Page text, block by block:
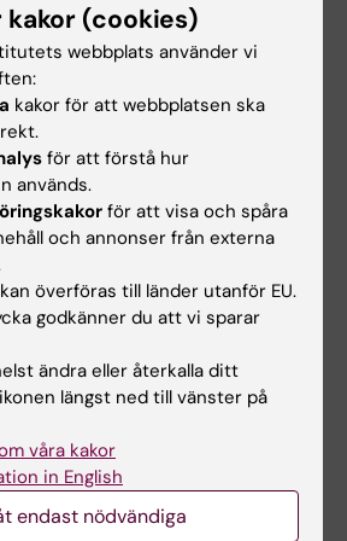
Kronvall E; Ronne-Engstrom
P; Aineskog H; Fridriksson
M; Alpkvist P; Hillman J;
OG
Alla författare
449
health on the mortality
subarachnoid hemorrhage:
Swedish multicenter
B; Aineskog H;
P; Eneling J; Fridriksson S;
P; Kronvall E; Lindvall P; Von
OG; Svensson M
Alla författare
SPINE.2023;3:102708
during endovascular
aneurysms: A
study on
in Sweden
P; Eneling J; Ronne-
kakor (cookies)
webbplats använder vi
kakor för att webbplatsen ska
för att förstå hur
används.
för att visa och spåra
och annonser från externa
överföras till länder utanför EU.
godkänner du att vi sparar
ändra eller återkalla ditt
längst ned till vänster på
våra kakor
in English
endast nödvändiga